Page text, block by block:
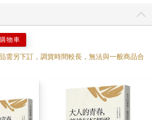
個精緻的馬克杯，像講究茶道般恭謹地擺
小湊合著啜飲。那份知足的品味，既隆重又
習著擁抱時才有的溫度，但又愛得不露痕
父親是處女座；而我竟來不及告訴他，我在
的敬畏。
生活裡酸苦甘甜的百般滋味，微蹙眉頭、揚
物車
需另下訂，調貨時間較長，無法與一般商品合